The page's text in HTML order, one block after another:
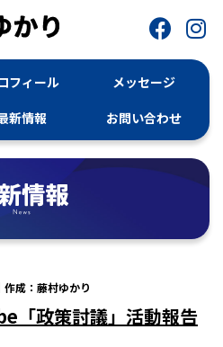
フィール
メッセージ
新情報 お問い合わせ
藤村ゆかり
「政策討議」活動報告